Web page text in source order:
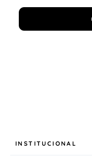
INSTITUCIONAL